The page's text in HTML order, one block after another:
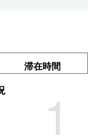
滞在時間
1